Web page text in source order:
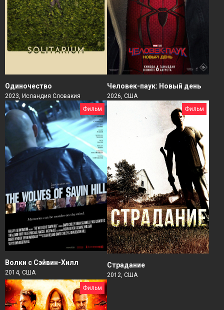
Одиночество
2023, Исландия Словакия
Человек-паук: Новый день
2026, США
Фильм
Волки с Сэйвин-Хилл
2014, США
Фильм
Страдание
2012, США
Фильм